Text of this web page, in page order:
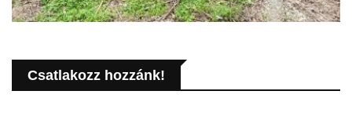
Csatlakozz hozzánk!